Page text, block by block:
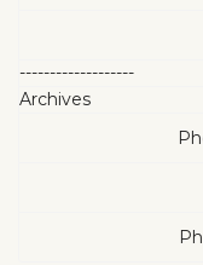
-------------------
Archives